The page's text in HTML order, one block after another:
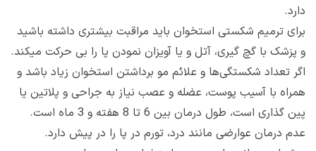
دارد.
برای ترمیم شکستی استخوان‌ باید مراقبت بیشتری داشته باشید
و پزشک با گچ گیری، آتل و یا آویزان نمودن پا را بی حرکت میکند.
اگر تعداد شکستگی‌ها و علائم مو برداشتن استخوان زیاد باشد و
همراه با آسیب پوست، عضله و عصب نیاز به جراحی و پلاتین یا
پین گذاری است، طول درمان بین 6 تا 8 هفته و 3 ماه است.
عدم درمان عوارضی مانند درد، تورم در پا را در پیش دارد.